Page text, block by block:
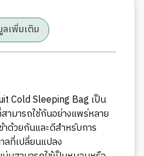
เพิ่มเติม
Cold Sleeping Bag เป็น
มารถใช้กันอย่างแพร่หลาย
าด้วยกันและดีสำหรับการ
ที่เปลี่ยนแปลง